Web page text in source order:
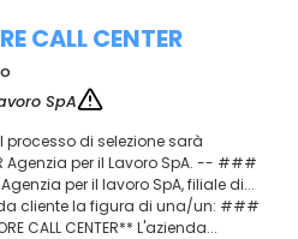
CALL CENTER
SpA
processo di selezione sarà
Agenzia per il Lavoro SpA. -- ###
per il lavoro SpA, filiale di...
cliente la figura di una/un: ###
CALL CENTER** L'azienda...